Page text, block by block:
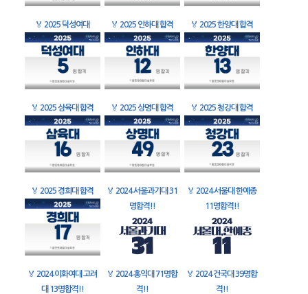
🏅 2025 덕성여대 🏅 2025 인하대 합격 🏅 2025 한양대 합격
🏅 2025 삼육대 합격 🏅 2025 상명대 합격 🏅 2025 청강대 합격
🏅 2025 경희대 합격 🏅 2024 서울과기대 31
명합격!!
🏅 2024 서울대 한예종
11명합격!!
🏅 2024 이화여대 고려
대 13명합격!!
🏅 2024 홍익대 71명합
격!!
🏅 2024 건국대 39명합
격!!